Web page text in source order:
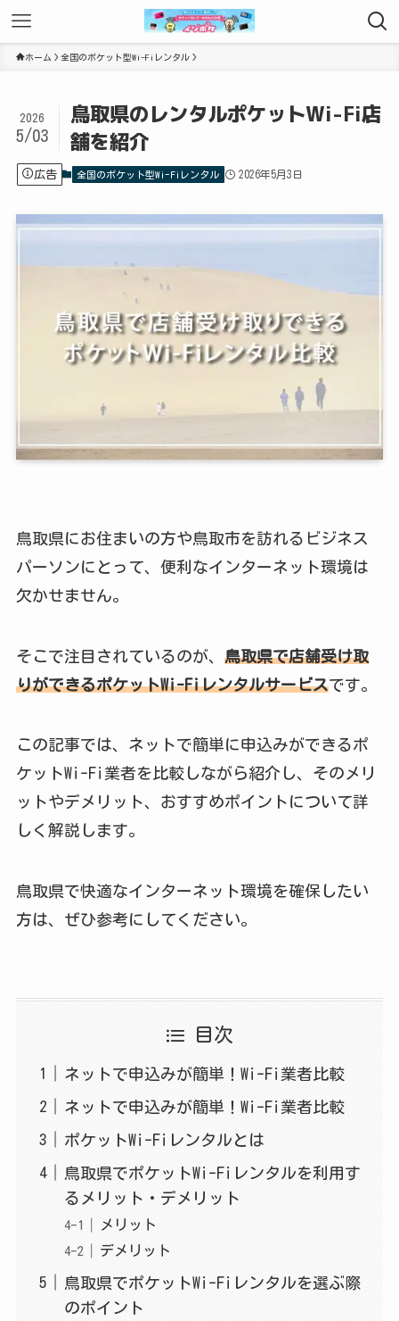
ホーム 全国のポケット型Wi-Fiレンタル
鳥取県のレンタルポケットWi-Fi店
舗を紹介
2026
5/03
広告 全国のポケット型Wi-Fiレンタル 2026年5月3日
鳥取県にお住まいの方や鳥取市を訪れるビジネス
パーソンにとって、便利なインターネット環境は
欠かせません。
そこで注目されているのが、 鳥取県で店舗受け取
りができるポケットWi-Fiレンタルサービスです。
この記事では、ネットで簡単に申込みができるポ
ケットWi-Fi業者を比較しながら紹介し、そのメリ
ットやデメリット、おすすめポイントについて詳
しく解説します。
鳥取県で快適なインターネット環境を確保したい
方は、ぜひ参考にしてください。
目次
ネットで申込みが簡単！Wi-Fi業者比較
ネットで申込みが簡単！Wi-Fi業者比較
ポケットWi-Fiレンタルとは
鳥取県でポケットWi-Fiレンタルを利用す
るメリット・デメリット
メリット
デメリット
鳥取県でポケットWi-Fiレンタルを選ぶ際
のポイント